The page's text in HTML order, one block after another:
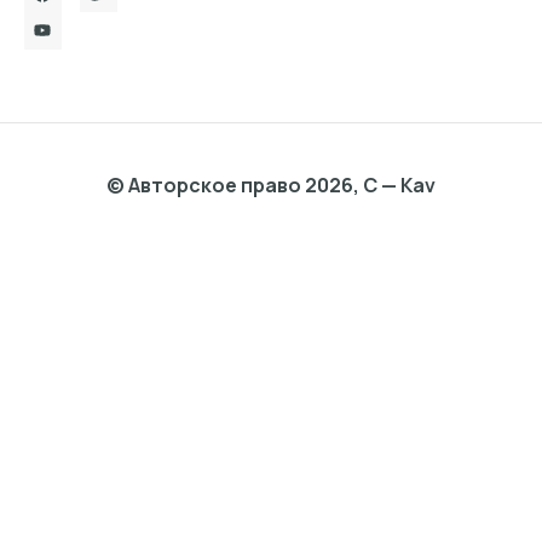
© Авторское право 2026, C — Kav